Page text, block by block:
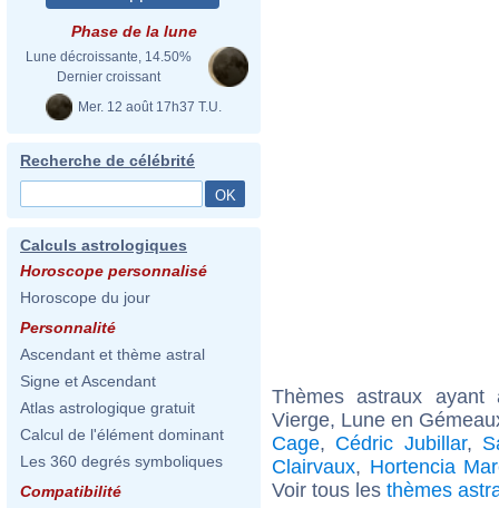
Phase de la lune
Lune décroissante, 14.50%
Dernier croissant
Mer. 12 août 17h37 T.U.
Recherche de célébrité
Calculs astrologiques
Horoscope personnalisé
Horoscope du jour
Personnalité
Ascendant et thème astral
Signe et Ascendant
Atlas astrologique gratuit
Calcul de l'élément dominant
Les 360 degrés symboliques
Compatibilité
Thèmes astraux
Vierge, Lune en
Cage, Cédric Jubillar,
Clairvaux, Hortencia
Voir tous les thèmes